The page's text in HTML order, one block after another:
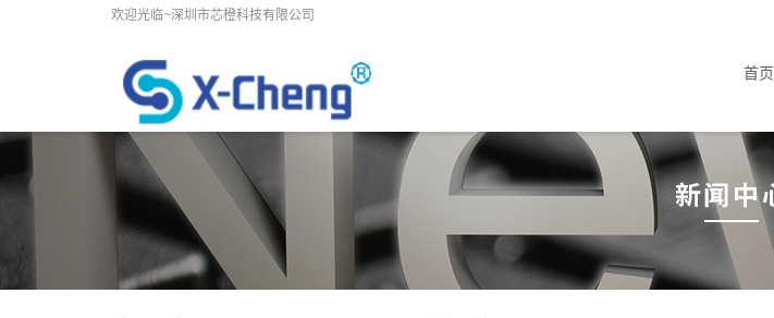
欢迎光临~深圳市芯橙科技有限公司
首页